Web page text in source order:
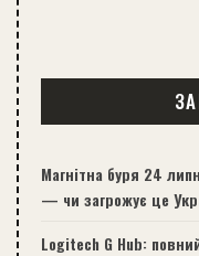
Магнітна буря 24
— чи загрожує це
Logitech G Hub: